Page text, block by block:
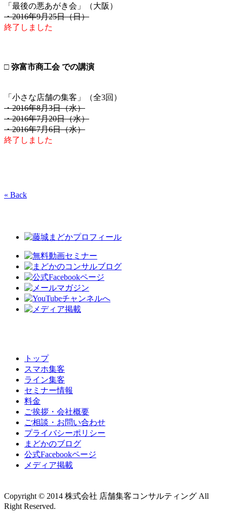
「最後の悪あがき会」（大阪）
・2016年9月25日（日）
終了しました
□ 弥富市商工会 での講演
「小さな店舗の集客」（全3回）
・2016年8月3日（水）
・2016年7月20日（水）
・2016年7月6日（水）
終了しました
« Back
トップ
スマホ集客
ライン集客
セミナー情報
料金
ご挨拶・会社概要
ご相談・お問い合わせ
プライバシーポリシー
まどかのブログ
公式Facebookページ
メディア掲載
Copyright © 2014 株式会社 店舗集客コンサルティング All
Right Reserved.